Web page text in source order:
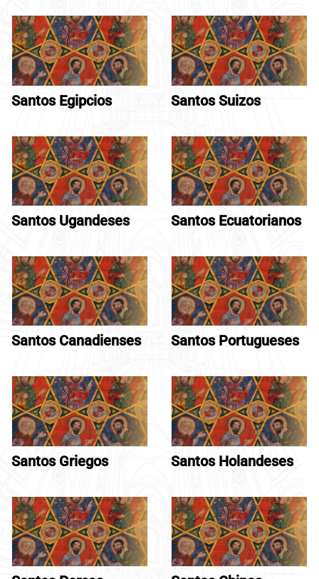
Santos Egipcios Santos Suizos
Santos Ugandeses Santos Ecuatorianos
Santos Canadienses Santos Portugueses
Santos Griegos Santos Holandeses